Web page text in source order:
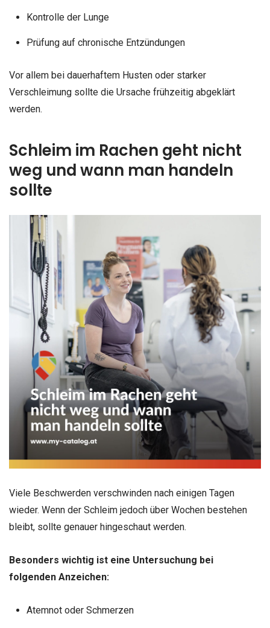
Kontrolle der Lunge
Prüfung auf chronische Entzündungen
Vor allem bei dauerhaftem Husten oder starker
Verschleimung sollte die Ursache frühzeitig abgeklärt
werden.
Schleim im Rachen geht nicht
weg und wann man handeln
sollte
Viele Beschwerden verschwinden nach einigen Tagen
wieder. Wenn der Schleim jedoch über Wochen bestehen
bleibt, sollte genauer hingeschaut werden.
Besonders wichtig ist eine Untersuchung bei
folgenden Anzeichen:
Atemnot oder Schmerzen